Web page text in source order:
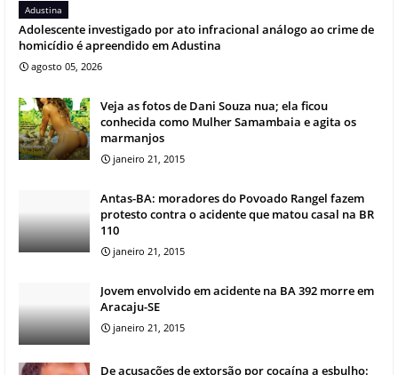
Adustina
Adolescente investigado por ato infracional análogo ao crime de
homicídio é apreendido em Adustina
agosto 05, 2026
Veja as fotos de Dani Souza nua; ela ficou
conhecida como Mulher Samambaia e agita os
marmanjos
janeiro 21, 2015
Antas-BA: moradores do Povoado Rangel fazem
protesto contra o acidente que matou casal na BR
110
janeiro 21, 2015
Jovem envolvido em acidente na BA 392 morre em
Aracaju-SE
janeiro 21, 2015
De acusações de extorsão por cocaína a esbulho: